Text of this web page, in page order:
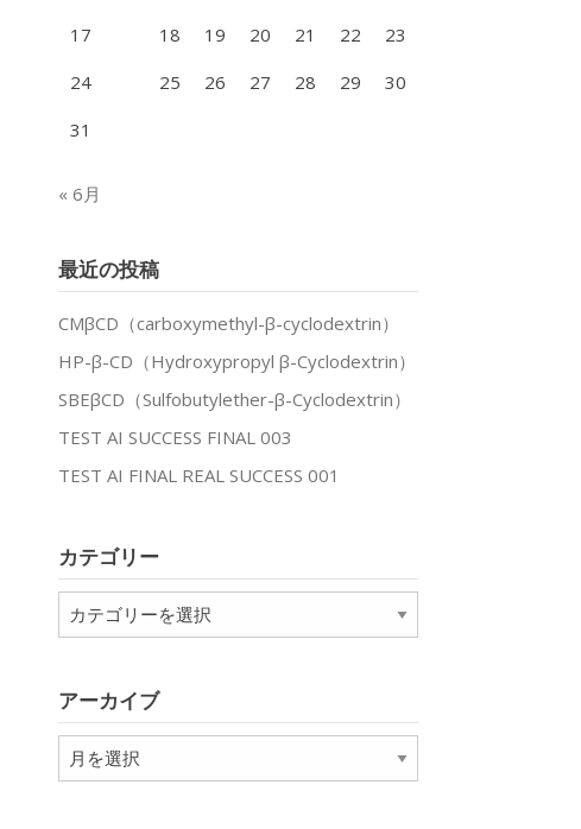
Peroskite
17
18 19 20 21 22
23
24
25 26 27 28 29
30
31
« 6月
最近の投稿
CMβCD（carboxymethyl-β-cyclodextrin）
HP-β-CD（Hydroxypropyl β-Cyclodextrin）
SBEβCD（Sulfobutylether-β-Cyclodextrin）
TEST AI SUCCESS FINAL 003
TEST AI FINAL REAL SUCCESS 001
カテゴリー
テ
ー
アーカイブ
ア
ー